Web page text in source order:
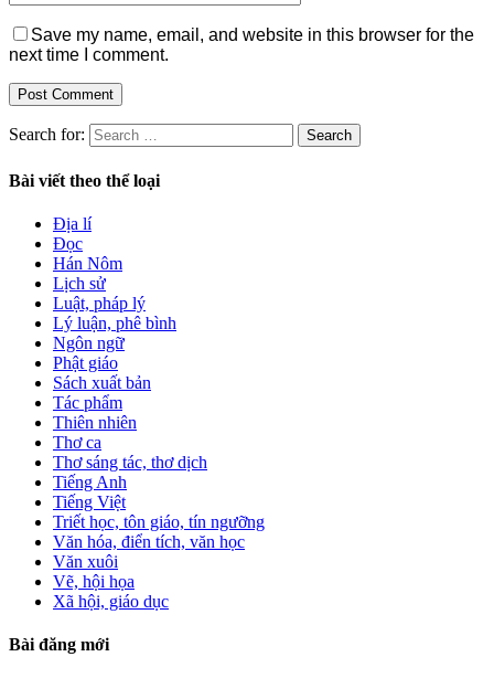
Save my name, email, and website in this browser for the
next time I comment.
Search for:
Bài viết theo thể loại
Địa lí
Đọc
Hán Nôm
Lịch sử
Luật, pháp lý
Lý luận, phê bình
Ngôn ngữ
Phật giáo
Sách xuất bản
Tác phẩm
Thiên nhiên
Thơ ca
Thơ sáng tác, thơ dịch
Tiếng Anh
Tiếng Việt
Triết học, tôn giáo, tín ngưỡng
Văn hóa, điển tích, văn học
Văn xuôi
Vẽ, hội họa
Xã hội, giáo dục
Bài đăng mới